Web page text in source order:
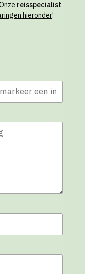
Onze reisspecialist
hieronder!